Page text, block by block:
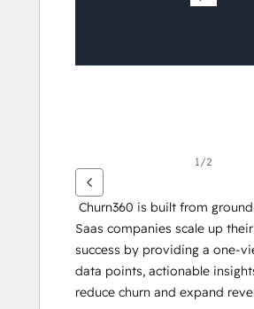
1/2
Saas companies scale up
success by providing a one-
data points, actionable
reduce churn and expand